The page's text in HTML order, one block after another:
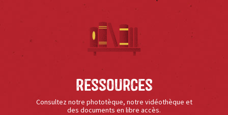
Ressources
Consultez notre phototèque, notre vidéothèque et
des documents en libre accès.